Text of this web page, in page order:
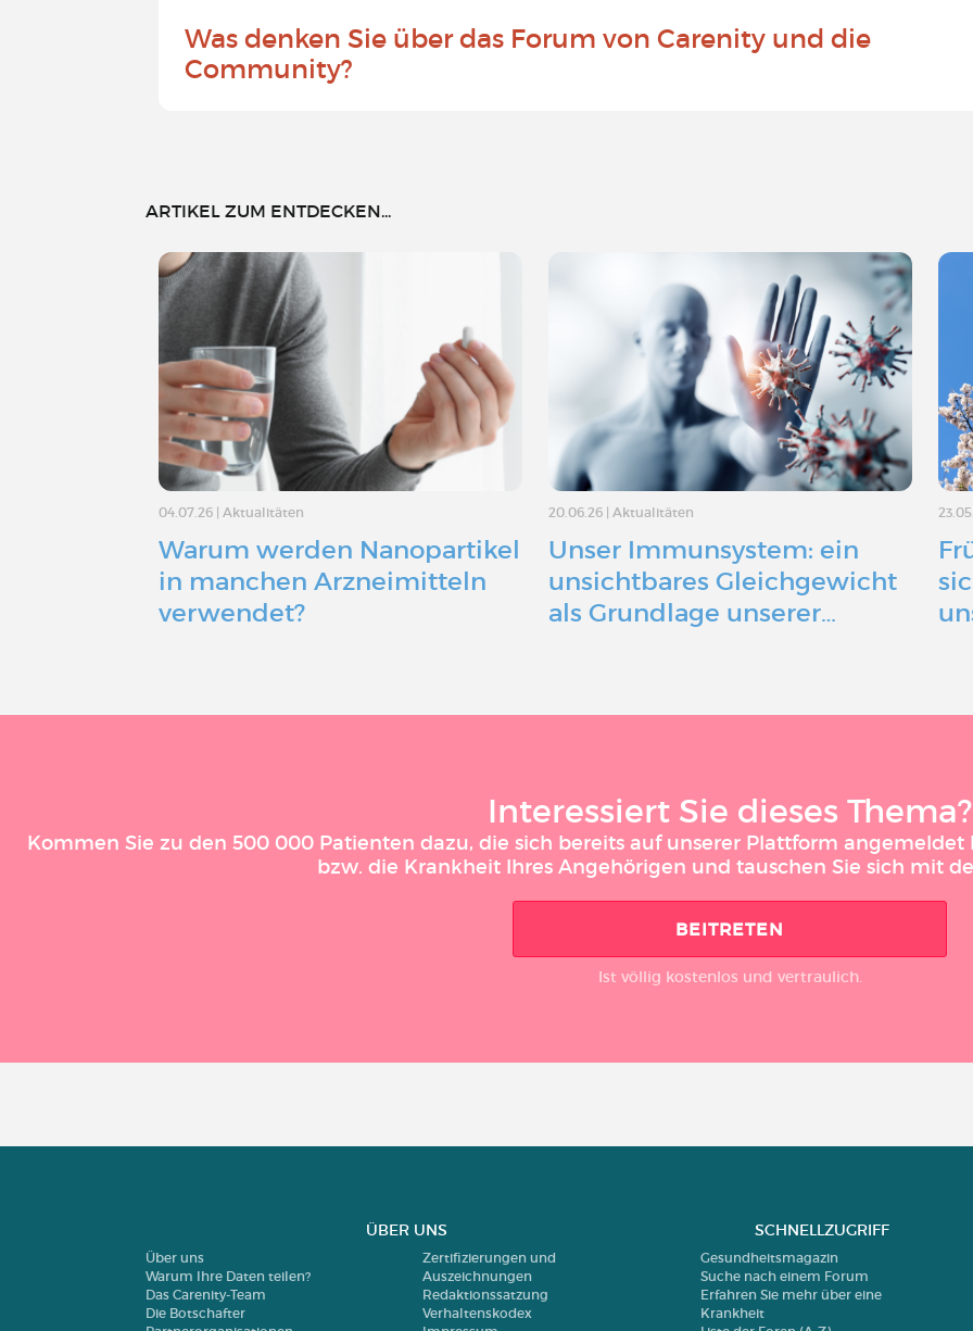
Was denken Sie über das Forum von Carenity und die
Community?
ARTIKEL ZUM ENTDECKEN...
04.07.26 |Aktualitäten
Warum werden Nanopartikel
in manchen Arzneimitteln
verwendet?
20.06.26 |Aktualitäten
Unser Immunsystem: ein
unsichtbares Gleichgewicht
als Grundlage unserer…
Interessiert Sie dieses Thema?
Kommen Sie zu den 500 000 Patienten dazu, die sich bereits auf unserer Plattform
bzw. die Krankheit Ihres Angehörigen und tauschen Sie sich mit
BEITRETEN
Ist völlig kostenlos und vertraulich.
ÜBER UNS
Über uns
Warum Ihre Daten teilen?
Das Carenity-Team
Die Botschafter
Zertifizierungen und
Auszeichnungen
Redaktionssatzung
Verhaltenskodex
SCHNELLZUGRIFF
Gesundheitsmagazin
Suche nach einem Forum
Erfahren Sie mehr über eine
Krankheit